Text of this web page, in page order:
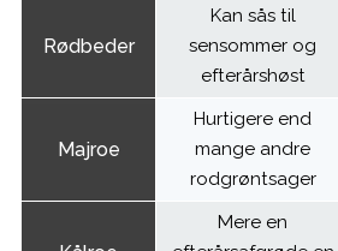
Rødbeder
Kan sås til
sensommer og
efterårshøst
Majroe
Hurtigere end
mange andre
rodgrøntsager
Mere en